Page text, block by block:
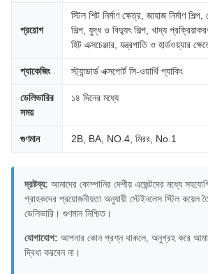
প্রয়োগ
স্টিল শিট নির্মাণ ক্ষেত্র, জাহাজ নির্মাণ
শিল্প, যুদ্ধ ও বিদ্যুৎ শিল্প, খাদ্য
হিট এক্সচেঞ্জার, যন্ত্রপাতি ও হার্ডওয়্যার
প্যাকেজিং স্ট্যান্ডার্ড এক্সপোর্ট সি-ওয়ার্থি প্যাকিং
ডেলিভারির
সময়
১৪ দিনের মধ্যে
গুণমান 2B, BA, NO.4, মিরর, No.1
দ্রষ্টব্য: আমাদের কোম্পানির দেশীয় এজেন্টদের মধ্যে
গ্রাহকদের প্রয়োজনীয়তা অনুযায়ী স্টেইনলেস স্টিল কয়েল
ডেলিভারি। গুণমান নিশ্চিত।
যোগাযোগ: আপনার কোন প্রশ্ন থাকলে, অনুগ্রহ করে
দ্বিধা করবেন না।